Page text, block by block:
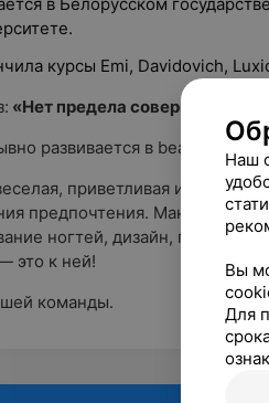
курсы Emi, Davidovich,
«Нет предела совершенству!»
развивается в beauty-
приветливая и
предпочтения. Маникюр,
ногтей, дизайн, педикюр,
это к ней!
команды.
Наш
Вы
Для